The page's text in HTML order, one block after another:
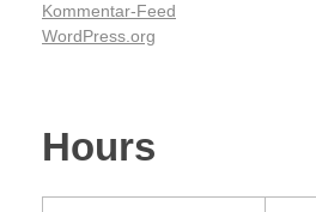
Kommentar-Feed
WordPress.org
Hours